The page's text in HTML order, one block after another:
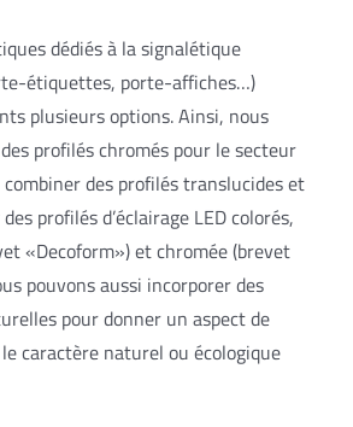
dédiés à la signalétique
étiquettes, porte-affiches…)
plusieurs options. Ainsi, nous
profilés chromés pour le secteur
des profilés translucides et
profilés d’éclairage LED colorés,
«Decoform») et chromée (brevet
pouvons aussi incorporer des
pour donner un aspect de
caractère naturel ou écologique